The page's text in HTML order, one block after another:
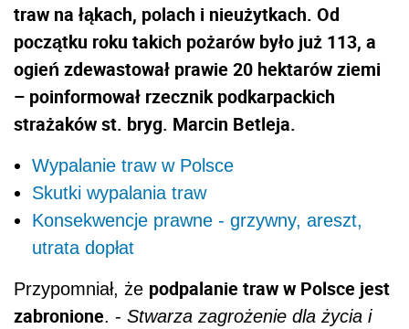
traw na łąkach, polach i nieużytkach. Od
początku roku takich pożarów było już 113, a
ogień zdewastował prawie 20 hektarów ziemi
– poinformował rzecznik podkarpackich
strażaków st. bryg. Marcin Betleja.
Wypalanie traw w Polsce
Skutki wypalania traw
Konsekwencje prawne - grzywny, areszt,
utrata dopłat
Przypomniał, że podpalanie traw w Polsce jest
zabronione. - Stwarza zagrożenie dla życia i